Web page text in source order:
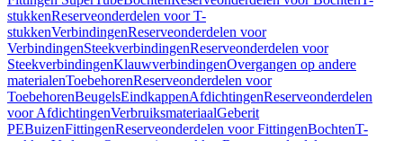
stukkenReserveonderdelen voor T-
stukkenVerbindingenReserveonderdelen voor
VerbindingenSteekverbindingenReserveonderdelen voor
SteekverbindingenKlauwverbindingenOvergangen op andere
materialenToebehorenReserveonderdelen voor
ToebehorenBeugelsEindkappenAfdichtingenReserveonderdelen
voor AfdichtingenVerbruiksmateriaalGeberit
PEBuizenFittingenReserveonderdelen voor FittingenBochtenT-